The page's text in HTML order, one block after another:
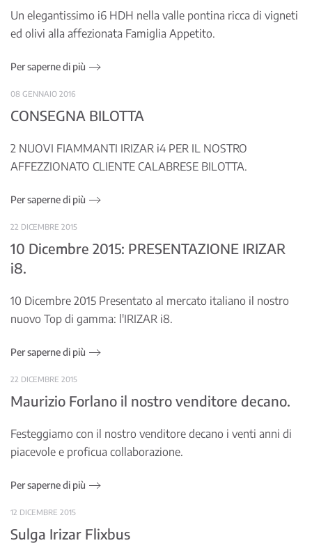
Un elegantissimo i6 HDH nella valle pontina ricca di vigneti
ed olivi alla affezionata Famiglia Appetito.
Per saperne di più
08 GENNAIO 2016
CONSEGNA BILOTTA
2 NUOVI FIAMMANTI IRIZAR i4 PER IL NOSTRO
AFFEZZIONATO CLIENTE CALABRESE BILOTTA.
Per saperne di più
22 DICEMBRE 2015
10 Dicembre 2015: PRESENTAZIONE IRIZAR
i8.
10 Dicembre 2015 Presentato al mercato italiano il nostro
nuovo Top di gamma: l'IRIZAR i8.
Per saperne di più
22 DICEMBRE 2015
Maurizio Forlano il nostro venditore decano.
Festeggiamo con il nostro venditore decano i venti anni di
piacevole e proficua collaborazione.
Per saperne di più
12 DICEMBRE 2015
Sulga Irizar Flixbus